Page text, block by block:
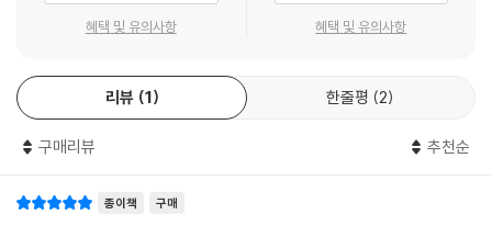
혜택 및 유의사항 혜택 및 유의사항
리뷰 1 한줄평 2
구매리뷰 추천순
종이책 구매